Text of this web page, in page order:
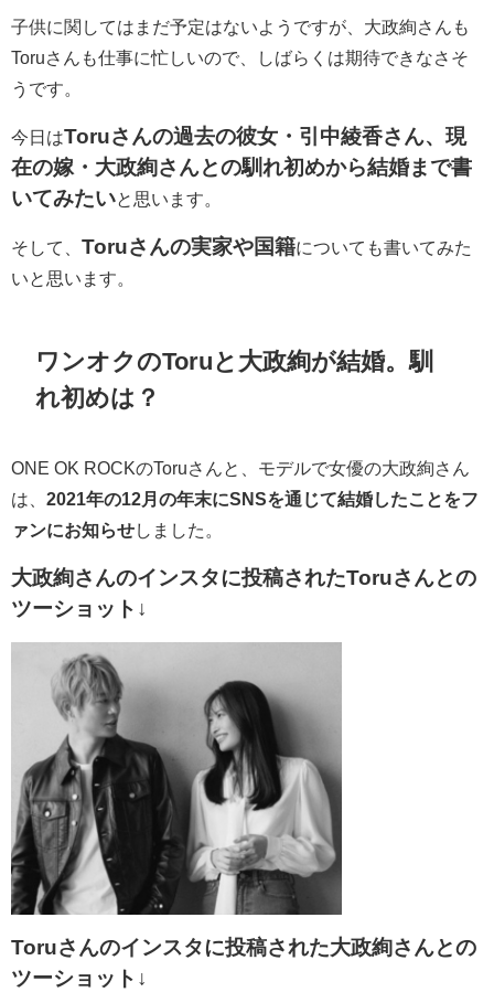
子供に関してはまだ予定はないようですが、大政絢さんも
Toruさんも仕事に忙しいので、しばらくは期待できなさそ
うです。
今日はToruさんの過去の彼女・引中綾香さん、現
在の嫁・大政絢さんとの馴れ初めから結婚まで書
いてみたいと思います。
そして、 Toruさんの実家や国籍についても書いてみた
いと思います。
ワンオクのToruと 大政絢が結婚。馴
れ初めは？
ONE OK ROCKのToruさんと、モデルで女優の大政絢さん
は、 2021年の12月の年末にSNSを通じて結婚したことをフ
ァンにお知らせしました。
大政絢さんのインスタに投稿されたToruさんとの
ツーショット↓
Toruさんのインスタに投稿された大政絢さんとの
ツーショット↓